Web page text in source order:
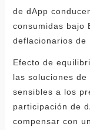
de dApp
consumidas bajo
deflacionarios de
Efecto de
las soluciones
sensibles a los
participación de
compensar con